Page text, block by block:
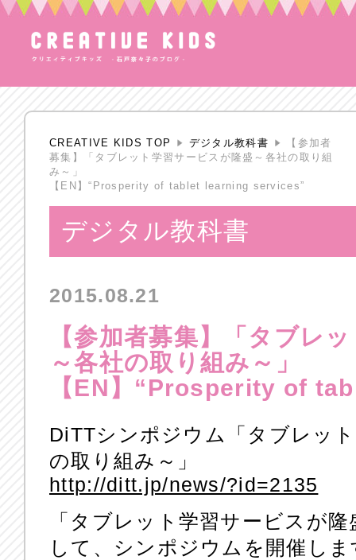
CREATIVE KIDS TOP デジタル教科書
【参加者
募集】「タブレット学習サービスが隆盛～各社の取り組
み～」
【EN】“Prosperity of tablet learning services”
デジタル教科書
2015.08.21
【参加者募集】「タブレ
～各社の取り組み～」
【EN】“Prosperity of
DiTTシンポジウム「タブレッ
の取り組み～」
http://ditt.jp/news/?id=2135
「タブレット学習サービスが
して、シンポジウムを開催しま